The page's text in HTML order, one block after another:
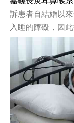
訴患者自結婚以
入睡的障礙，因